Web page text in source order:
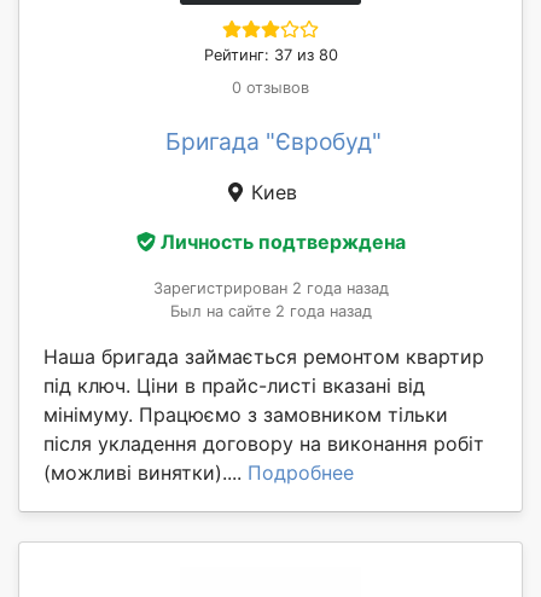
Рейтинг: 37 из 80
0 отзывов
Бригада "Євробуд"
Киев
Личность подтверждена
Зарегистрирован 2 года назад
Был на сайте 2 года назад
Наша бригада займається ремонтом квартир
під ключ. Ціни в прайс-листі вказані від
мінімуму. Працюємо з замовником тільки
після укладення договору на виконання робіт
(можливі винятки).... Подробнее